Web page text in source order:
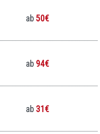
ab50€
ab94€
ab31€